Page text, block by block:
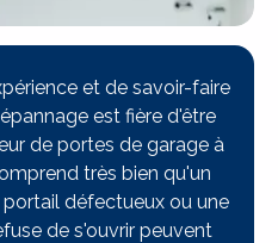
et de savoir-faire
est fière d'être
de portes de garage à
très bien qu'un
défectueux ou une
de s'ouvrir peuvent